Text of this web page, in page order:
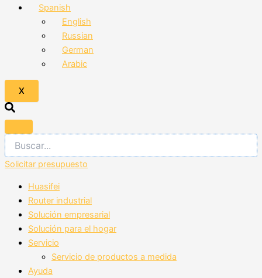
Spanish
English
Russian
German
Arabic
X
Solicitar presupuesto
Huasifei
Router industrial
Solución empresarial
Solución para el hogar
Servicio
Servicio de productos a medida
Ayuda